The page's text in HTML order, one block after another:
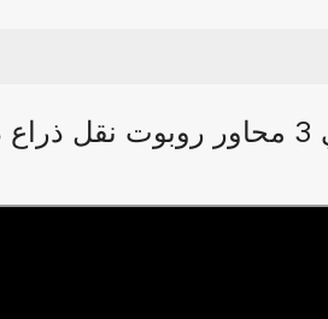
سعر المصنع ذراع آلي كهربائي 3 محاور